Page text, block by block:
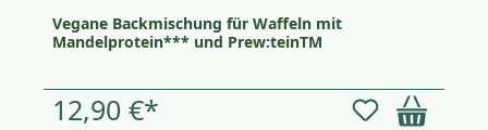
Vegane Backmischung für Waffeln mit
Mandelprotein*** und Prew:teinTM
12,90 €*